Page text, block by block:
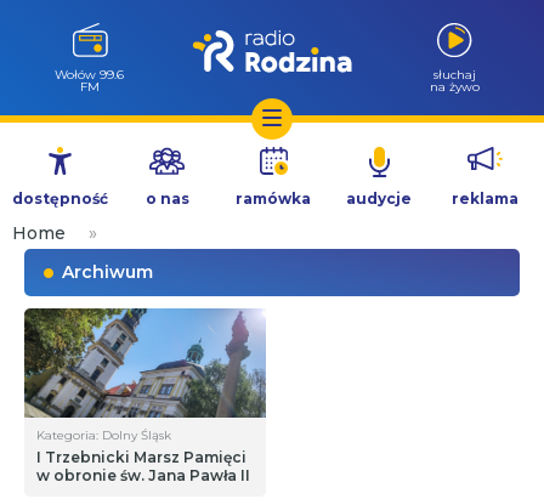
Przejdź
treści
Wołów 99.6
FM
słuchaj
na żywo
dostępność o nas ramówka audycje reklama
Home
»
Archiwum
Kategoria: Dolny Śląsk
I Trzebnicki Marsz Pamięci
w obronie św. Jana Pawła II